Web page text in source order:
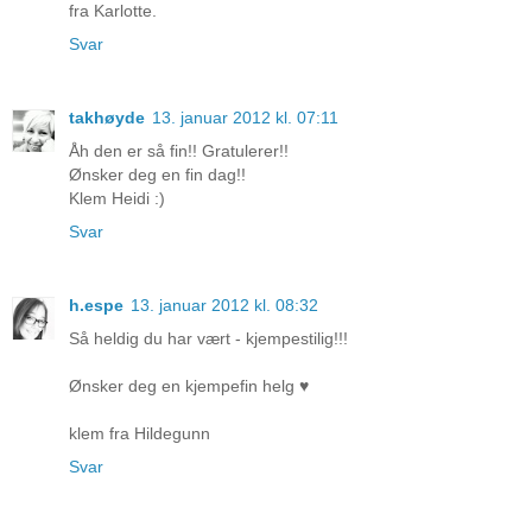
fra Karlotte.
Svar
takhøyde 13. januar 2012 kl. 07:11
Åh den er så fin!! Gratulerer!!
Ønsker deg en fin dag!!
Klem Heidi :)
Svar
h.espe 13. januar 2012 kl. 08:32
Så heldig du har vært - kjempestilig!!!
Ønsker deg en kjempefin helg ♥
klem fra Hildegunn
Svar